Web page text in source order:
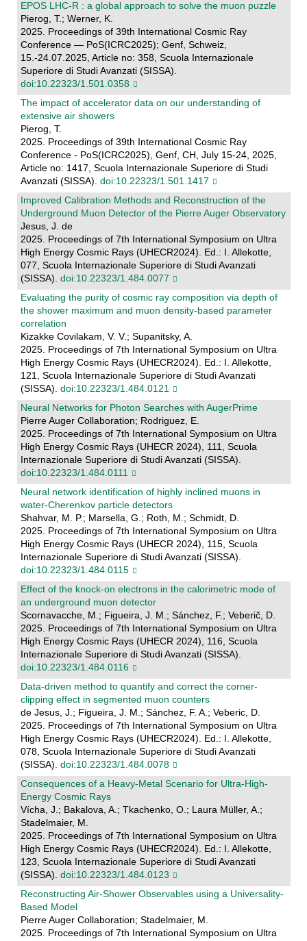
EPOS LHC-R : a global approach to solve the muon puzzle
Pierog, T.; Werner, K.
2025. Proceedings of 39th International Cosmic Ray
Conference — PoS(ICRC2025); Genf, Schweiz,
15.-24.07.2025, Article no: 358, Scuola Internazionale
Superiore di Studi Avanzati (SISSA).
doi:10.22323/1.501.0358
The impact of accelerator data on our understanding of
extensive air showers
Pierog, T.
2025. Proceedings of 39th International Cosmic Ray
Conference - PoS(ICRC2025), Genf, CH, July 15-24, 2025,
Article no: 1417, Scuola Internazionale Superiore di Studi
Avanzati (SISSA). doi:10.22323/1.501.1417
Improved Calibration Methods and Reconstruction of the
Underground Muon Detector of the Pierre Auger Observatory
Jesus, J. de
2025. Proceedings of 7th International Symposium on Ultra
High Energy Cosmic Rays (UHECR2024). Ed.: I. Allekotte,
077, Scuola Internazionale Superiore di Studi Avanzati
(SISSA). doi:10.22323/1.484.0077
Evaluating the purity of cosmic ray composition via depth of
the shower maximum and muon density-based parameter
correlation
Kizakke Covilakam, V. V.; Supanitsky, A.
2025. Proceedings of 7th International Symposium on Ultra
High Energy Cosmic Rays (UHECR2024). Ed.: I. Allekotte,
121, Scuola Internazionale Superiore di Studi Avanzati
(SISSA). doi:10.22323/1.484.0121
Neural Networks for Photon Searches with AugerPrime
Pierre Auger Collaboration; Rodriguez, E.
2025. Proceedings of 7th International Symposium on Ultra
High Energy Cosmic Rays (UHECR 2024), 111, Scuola
Internazionale Superiore di Studi Avanzati (SISSA).
doi:10.22323/1.484.0111
Neural network identification of highly inclined muons in
water-Cherenkov particle detectors
Shahvar, M. P.; Marsella, G.; Roth, M.; Schmidt, D.
2025. Proceedings of 7th International Symposium on Ultra
High Energy Cosmic Rays (UHECR 2024), 115, Scuola
Internazionale Superiore di Studi Avanzati (SISSA).
doi:10.22323/1.484.0115
Effect of the knock-on electrons in the calorimetric mode of
an underground muon detector
Scornavacche, M.; Figueira, J. M.; Sánchez, F.; Veberič, D.
2025. Proceedings of 7th International Symposium on Ultra
High Energy Cosmic Rays (UHECR 2024), 116, Scuola
Internazionale Superiore di Studi Avanzati (SISSA).
doi:10.22323/1.484.0116
Data-driven method to quantify and correct the corner-
clipping effect in segmented muon counters
de Jesus, J.; Figueira, J. M.; Sánchez, F. A.; Veberic, D.
2025. Proceedings of 7th International Symposium on Ultra
High Energy Cosmic Rays (UHECR2024). Ed.: I. Allekotte,
078, Scuola Internazionale Superiore di Studi Avanzati
(SISSA). doi:10.22323/1.484.0078
Consequences of a Heavy-Metal Scenario for Ultra-High-
Energy Cosmic Rays
Vícha, J.; Bakalova, A.; Tkachenko, O.; Laura Müller, A.;
Stadelmaier, M.
2025. Proceedings of 7th International Symposium on Ultra
High Energy Cosmic Rays (UHECR2024). Ed.: I. Allekotte,
123, Scuola Internazionale Superiore di Studi Avanzati
(SISSA). doi:10.22323/1.484.0123
Reconstructing Air-Shower Observables using a Universality-
Based Model
Pierre Auger Collaboration; Stadelmaier, M.
2025. Proceedings of 7th International Symposium on Ultra